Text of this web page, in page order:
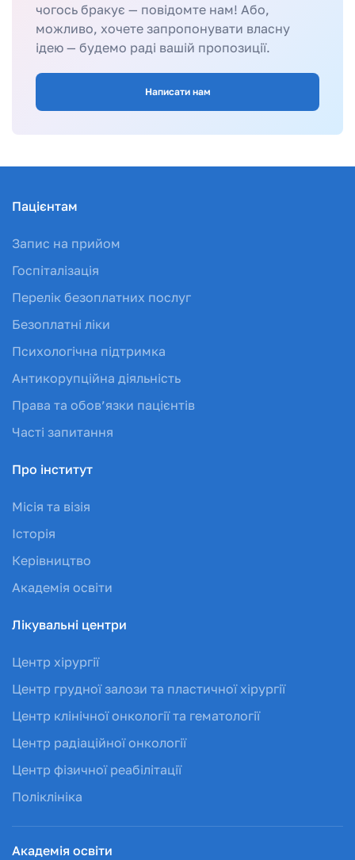
чогось бракує — повідомте нам! Або,
можливо, хочете запропонувати власну
ідею — будемо раді вашій пропозиції.
Написати нам
Пацієнтам
Запис на прийом
Госпіталізація
Перелік безоплатних послуг
Безоплатні ліки
Психологічна підтримка
Антикорупційна діяльність
Права та обов’язки пацієнтів
Часті запитання
Про інститут
Місія та візія
Історія
Керівництво
Академія освіти
Лікувальні центри
Центр хірургії
Центр грудної залози та пластичної хірургії
Центр клінічної онкології та гематології
Центр радіаційної онкології
Центр фізичної реабілітації
Поліклініка
Академія освіти